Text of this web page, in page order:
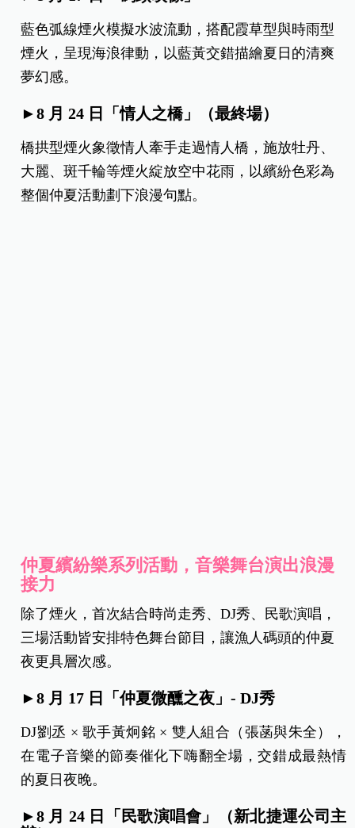
溫暖，宛如海風輕拂，霞草型與時雨型煙火在夜空
中綻放，彷彿海浪層層拍岸、波光粼粼流轉；藍色
弧線煙火更化作浪花的律動，與碼頭和海洋意象完
美呼應。
錯過第一場煙火沒關係，還有兩場煙火可以共襄盛
►8 月 17 日「碼頭映像」
藍色弧線煙火模擬水波流動，搭配霞草型與時雨型
仲夏繽紛樂系列活動，音樂舞台演出浪漫
接力
除了煙火，首次結合時尚走秀、DJ秀、民歌演唱，
三場活動皆安排特色舞台節目，讓漁人碼頭的仲夏